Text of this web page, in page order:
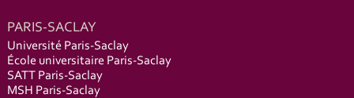
PARIS-SACLAY
Université Paris-Saclay
École universitaire Paris-Saclay
SATT Paris-Saclay
MSH Paris-Saclay